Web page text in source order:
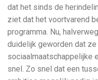
dat het sinds de
ziet dat het voortvarend
programma. Nu,
duidelijk geworden dat ze
sociaalmaatschappelijke
snel. Zo snel dat een